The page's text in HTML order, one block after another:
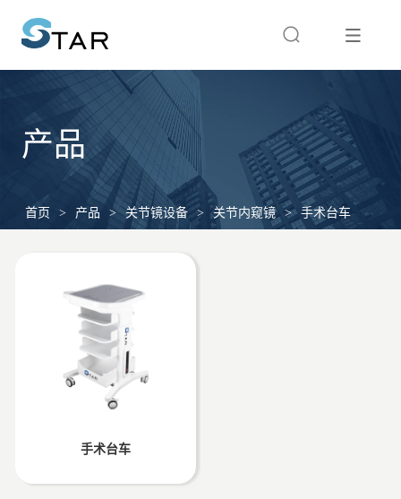
产品
首页 > 产品 > 关节镜设备 > 关节内窥镜 > 手术台车
手术台车